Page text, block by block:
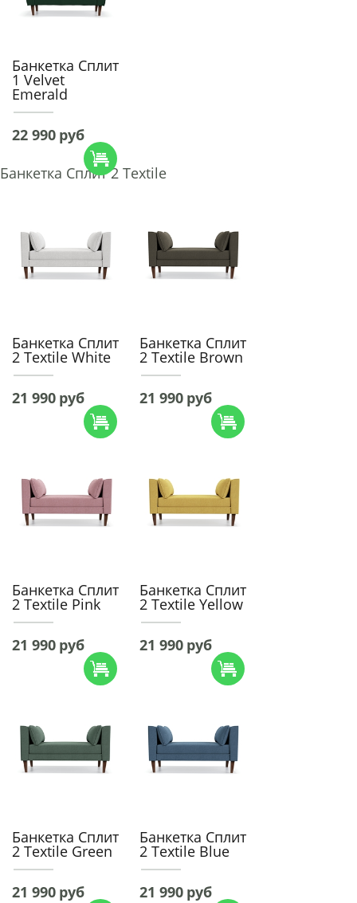
Банкетка Сплит
1 Velvet
Emerald
22 990 руб
Банкетка Сплит 2 Textile
Банкетка Сплит
2 Textile White
21 990 руб
Банкетка Сплит
2 Textile Brown
21 990 руб
Банкетка Сплит
2 Textile Pink
21 990 руб
Банкетка Сплит
2 Textile Yellow
21 990 руб
Банкетка Сплит
2 Textile Green
21 990 руб
Банкетка Сплит
2 Textile Blue
21 990 руб